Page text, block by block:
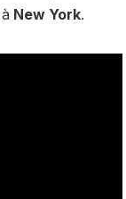
New York.